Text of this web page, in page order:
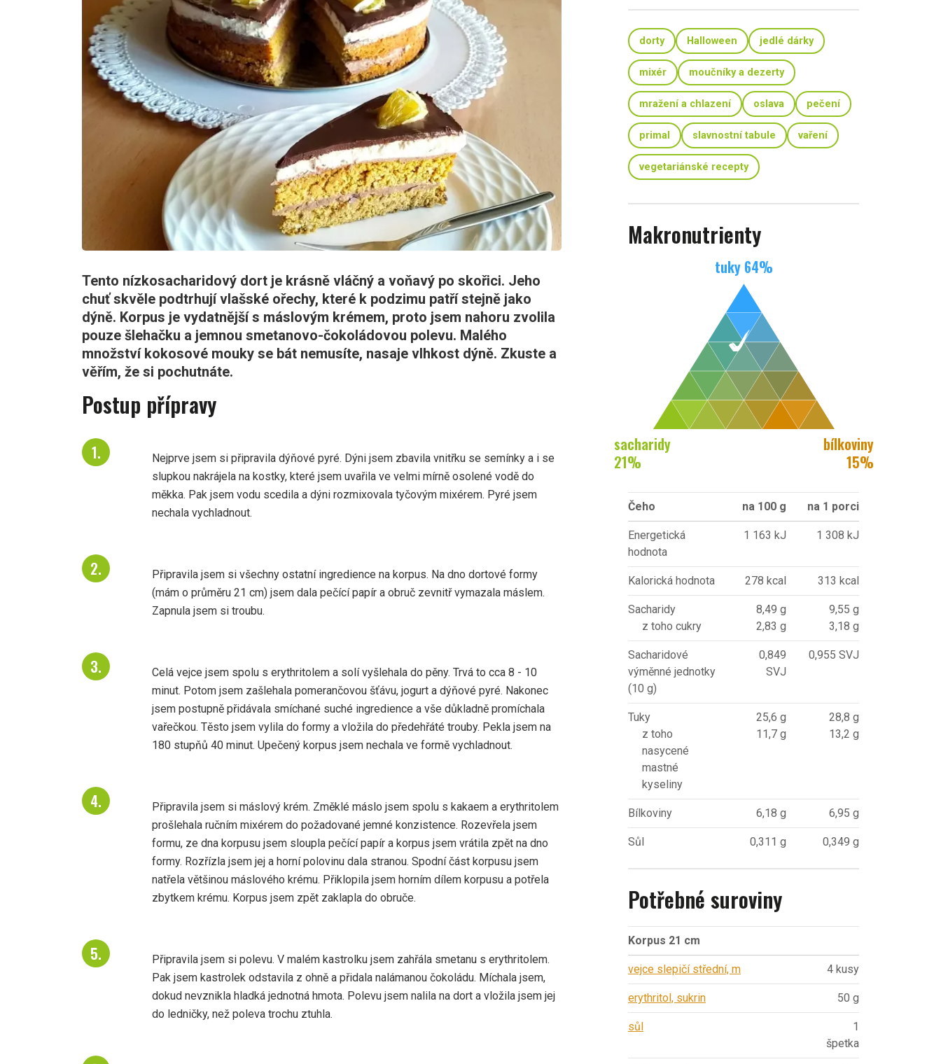
Tento nízkosacharidový dort je krásně vláčný a voňavý po skořici. Jeho
chuť skvěle podtrhují vlašské ořechy, které k podzimu patří stejně jako
dýně. Korpus je vydatnější s máslovým krémem, proto jsem nahoru zvolila
pouze šlehačku a jemnou smetanovo-čokoládovou polevu. Malého
množství kokosové mouky se bát nemusíte, nasaje vlhkost dýně. Zkuste a
věřím, že si pochutnáte.
Postup přípravy
Nejprve jsem si připravila dýňové pyré. Dýni jsem zbavila vnitřku se semínky a i se
slupkou nakrájela na kostky, které jsem uvařila ve velmi mírně osolené vodě do
měkka. Pak jsem vodu scedila a dýni rozmixovala tyčovým mixérem. Pyré jsem
nechala vychladnout.
Připravila jsem si všechny ostatní ingredience na korpus. Na dno dortové formy
(mám o průměru 21 cm) jsem dala pečící papír a obruč zevnitř vymazala máslem.
Zapnula jsem si troubu.
Celá vejce jsem spolu s erythritolem a solí vyšlehala do pěny. Trvá to cca 8 - 10
minut. Potom jsem zašlehala pomerančovou šťávu, jogurt a dýňové pyré. Nakonec
jsem postupně přidávala smíchané suché ingredience a vše důkladně promíchala
vařečkou. Těsto jsem vylila do formy a vložila do předehřáté trouby. Pekla jsem na
180 stupňů 40 minut. Upečený korpus jsem nechala ve formě vychladnout.
Připravila jsem si máslový krém. Změklé máslo jsem spolu s kakaem a erythritolem
prošlehala ručním mixérem do požadované jemné konzistence. Rozevřela jsem
formu, ze dna korpusu jsem sloupla pečící papír a korpus jsem vrátila zpět na dno
formy. Rozřízla jsem jej a horní polovinu dala stranou. Spodní část korpusu jsem
natřela většinou máslového krému. Přiklopila jsem horním dílem korpusu a potřela
zbytkem krému. Korpus jsem zpět zaklapla do obruče.
Připravila jsem si polevu. V malém kastrolku jsem zahřála smetanu s erythritolem.
Pak jsem kastrolek odstavila z ohně a přidala nalámanou čokoládu. Míchala jsem,
dokud nevznikla hladká jednotná hmota. Polevu jsem nalila na dort a vložila jsem jej
do ledničky, než poleva trochu ztuhla.
dorty Halloween jedlé dárky
mixér moučníky a dezerty
mražení a chlazení oslava pečení
primal slavnostní tabule vaření
vegetariánské recepty
Makronutrienty
tuky 64%
sacharidy
21%
bílkoviny
15%
Čeho na 100 g na 1 porci
Energetická
hodnota
1 163 kJ 1 308 kJ
Kalorická hodnota 278 kcal 313 kcal
Sacharidy
z toho cukry
8,49 g
2,83 g
9,55 g
3,18 g
Sacharidové
výměnné jednotky
(10 g)
0,849
SVJ
0,955 SVJ
Tuky
z toho
nasycené
mastné
kyseliny
25,6 g
11,7 g
28,8 g
13,2 g
Bílkoviny 6,18 g 6,95 g
Sůl 0,311 g 0,349 g
Potřebné suroviny
Korpus 21 cm
vejce slepičí střední, m 4 kusy
erythritol, sukrin 50 g
sůl
1
špetka